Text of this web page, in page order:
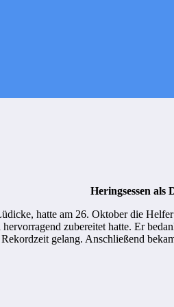
Heringsessen
hatte am 26. Oktober die
zubereitet hatte. Er
gelang. Anschließend